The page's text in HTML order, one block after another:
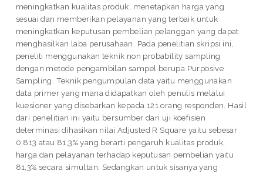
meningkatkan kualitas produk, menetapkan harga yang
sesuai dan memberikan pelayanan yang terbaik untuk
meningkatkan keputusan pembelian pelanggan yang dapat
menghasilkan laba perusahaan. Pada penelitian skripsi ini,
peneliti menggunakan teknik non probability sampling
dengan metode pengambilan sampel berupa Purposive
Sampling. Teknik pengumpulan data yaitu menggunakan
data primer yang mana didapatkan oleh penulis melalui
kuesioner yang disebarkan kepada 121 orang responden. Hasil
dari penelitian ini yaitu bersumber dari uji koefisien
determinasi dihasikan nilai Adjusted R Square yaitu sebesar
0,813 atau 81,3% yang berarti pengaruh kualitas produk,
harga dan pelayanan terhadap keputusan pembelian yaitu
81,3% secara simultan. Sedangkan untuk sisanya yang